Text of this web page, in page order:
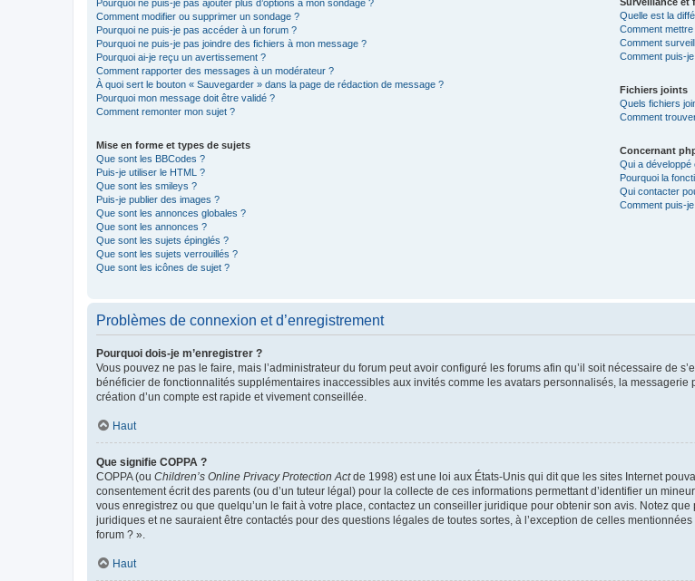
Pourquoi ne puis-je pas ajouter plus d’options à mon sondage ?
Comment modifier ou supprimer un sondage ?
Pourquoi ne puis-je pas accéder à un forum ?
Pourquoi ne puis-je pas joindre des fichiers à mon message ?
Pourquoi ai-je reçu un avertissement ?
Comment rapporter des messages à un modérateur ?
À quoi sert le bouton « Sauvegarder » dans la page de rédaction de message ?
Pourquoi mon message doit être validé ?
Comment remonter mon sujet ?
Mise en forme et types de sujets
Que sont les BBCodes ?
Puis-je utiliser le HTML ?
Que sont les smileys ?
Puis-je publier des images ?
Que sont les annonces globales ?
Que sont les annonces ?
Que sont les sujets épinglés ?
Que sont les sujets verrouillés ?
Que sont les icônes de sujet ?
Quelle est la
Comment
Comment
Comment puis-
Fichiers joints
Quels fichiers
Comment
Concernant
Qui a développé
Pourquoi la
Qui contacter
Comment puis-
Problèmes de connexion et d’enregistrement
Pourquoi dois-je m’enregistrer ?
Vous pouvez ne pas le faire, mais l’administrateur du forum peut avoir configuré les forums afin qu’il soit nécessaire de
bénéficier de fonctionnalités supplémentaires inaccessibles aux invités comme les avatars personnalisés, la messagerie
création d’un compte est rapide et vivement conseillée.
Haut
Que signifie COPPA ?
COPPA (ou Children’s Online Privacy Protection Actde 1998) est une loi aux États-Unis qui dit que les sites Internet
consentement écrit des parents (ou d’un tuteur légal) pour la collecte de ces informations permettant d’identifier un
vous enregistrez ou que quelqu’un le fait à votre place, contactez un conseiller juridique pour obtenir son avis. Notez
juridiques et ne sauraient être contactés pour des questions légales de toutes sortes, à l’exception de celles
forum ? ».
Haut